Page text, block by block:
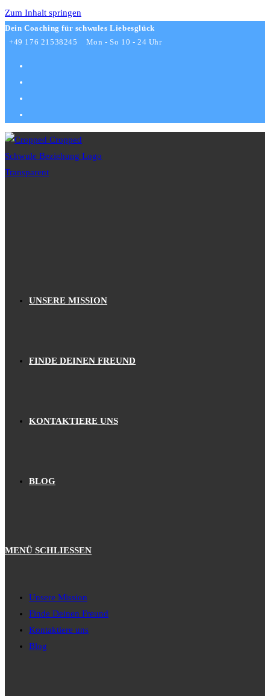
Zum Inhalt springen
Dein Coaching für schwules Liebesglück
+49 176 21538245
Mon - So 10 - 24 Uhr
UNSERE MISSION
FINDE DEINEN FREUND
KONTAKTIERE UNS
BLOG
MENÜ SCHLIESSEN
Unsere Mission
Finde Deinen Freund
Kontaktiere uns
Blog